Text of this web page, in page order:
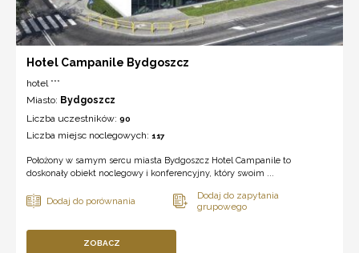
Hotel Campanile Bydgoszcz
hotel ***
Miasto: Bydgoszcz
Liczba uczestników: 90
Liczba miejsc noclegowych: 117
Położony w samym sercu miasta Bydgoszcz Hotel Campanile to
doskonały obiekt noclegowy i konferencyjny, który swoim ...
ZOBACZ